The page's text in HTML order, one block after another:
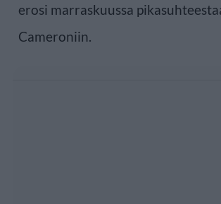
erosi marraskuussa
Cameroniin.